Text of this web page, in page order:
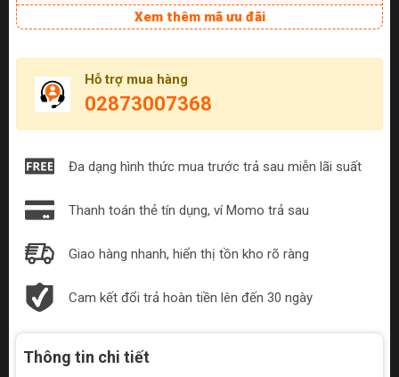
Xem thêm mã ưu đãi
Hỗ trợ mua hàng
02873007368
Đa dạng hình thức mua trước trả sau miễn lãi suất
Thanh toán thẻ tín dụng, ví Momo trả sau
Giao hàng nhanh, hiển thị tồn kho rõ ràng
Cam kết đổi trả hoàn tiền lên đến 30 ngày
Thông tin chi tiết